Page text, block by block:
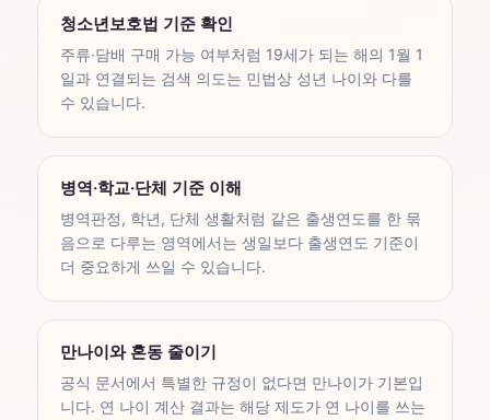
청소년보호법 기준 확인
주류·담배 구매 가능 여부처럼 19세가 되는 해의 1월 1
일과 연결되는 검색 의도는 민법상 성년 나이와 다를
수 있습니다.
병역·학교·단체 기준 이해
병역판정, 학년, 단체 생활처럼 같은 출생연도를 한 묶
음으로 다루는 영역에서는 생일보다 출생연도 기준이
더 중요하게 쓰일 수 있습니다.
만나이와 혼동 줄이기
공식 문서에서 특별한 규정이 없다면 만나이가 기본입
니다. 연 나이 계산 결과는 해당 제도가 연 나이를 쓰는